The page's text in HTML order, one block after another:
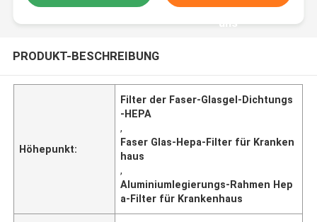
uns
PRODUKT-BESCHREIBUNG
Höhepunkt:
Filter der Faser-Glasgel-Dichtungs
-HEPA
,
Faser Glas-Hepa-Filter für Kranken
haus
,
Aluminiumlegierungs-Rahmen Hep
a-Filter für Krankenhaus